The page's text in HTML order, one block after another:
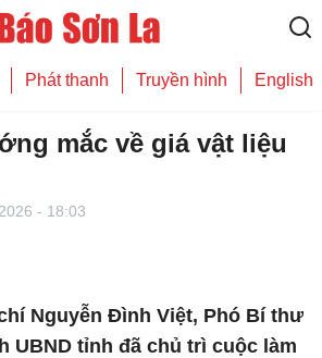
Phát thanh Truyền hình English
mắc về giá vật liệu
- 18:03
Nguyễn Đình Việt, Phó Bí thư
UBND tỉnh đã chủ trì cuộc làm